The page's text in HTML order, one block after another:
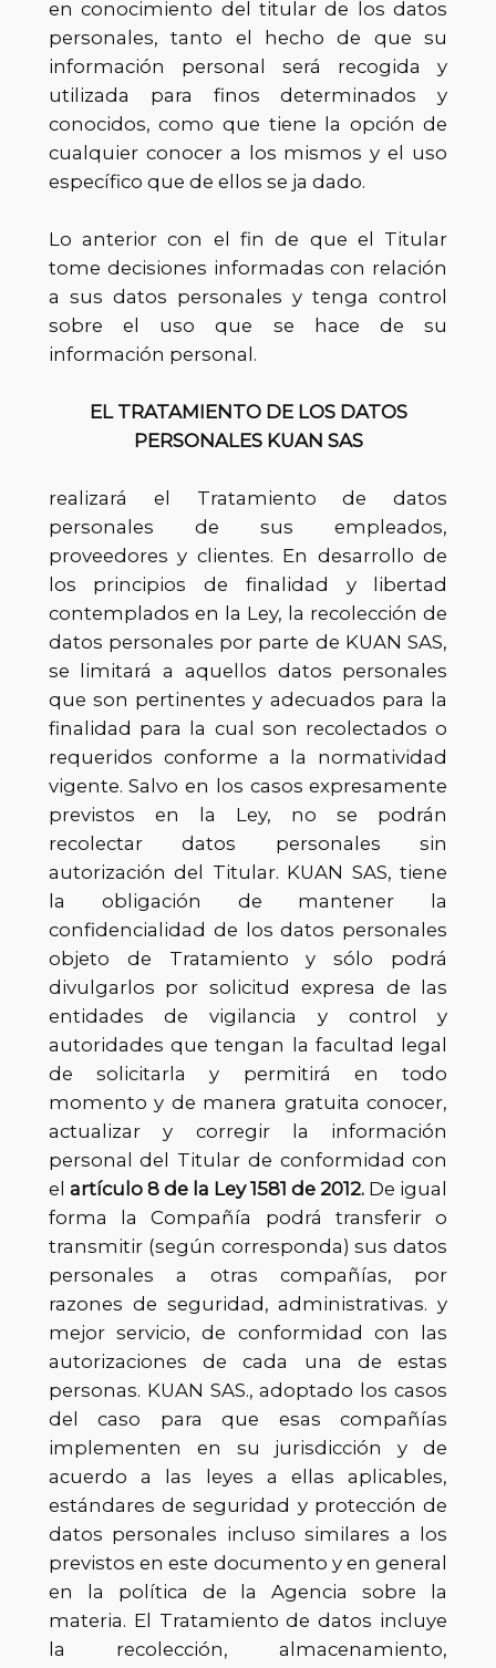
en conocimiento del titular de los datos
personales, tanto el hecho de que su
información personal será recogida y
utilizada para finos determinados y
conocidos, como que tiene la opción de
cualquier conocer a los mismos y el uso
específico que de ellos se ja dado.
Lo anterior con el fin de que el Titular
tome decisiones informadas con relación
a sus datos personales y tenga control
sobre el uso que se hace de su
información personal.
EL TRATAMIENTO DE LOS DATOS
PERSONALES KUAN SAS
realizará el Tratamiento de datos
personales de sus empleados,
proveedores y clientes. En desarrollo de
los principios de finalidad y libertad
contemplados en la Ley, la recolección de
datos personales por parte de KUAN SAS,
se limitará a aquellos datos personales
que son pertinentes y adecuados para la
finalidad para la cual son recolectados o
requeridos conforme a la normatividad
vigente. Salvo en los casos expresamente
previstos en la Ley, no se podrán
recolectar datos personales sin
autorización del Titular. KUAN SAS, tiene
la obligación de mantener la
confidencialidad de los datos personales
objeto de Tratamiento y sólo podrá
divulgarlos por solicitud expresa de las
entidades de vigilancia y control y
autoridades que tengan la facultad legal
de solicitarla y permitirá en todo
momento y de manera gratuita conocer,
actualizar y corregir la información
personal del Titular de conformidad con
el artículo 8 de la Ley 1581 de 2012. De igual
forma la Compañía podrá transferir o
transmitir (según corresponda) sus datos
personales a otras compañías, por
razones de seguridad, administrativas. y
mejor servicio, de conformidad con las
autorizaciones de cada una de estas
personas. KUAN SAS., adoptado los casos
del caso para que esas compañías
implementen en su jurisdicción y de
acuerdo a las leyes a ellas aplicables,
estándares de seguridad y protección de
datos personales incluso similares a los
previstos en este documento y en general
en la política de la Agencia sobre la
materia. El Tratamiento de datos incluye
la recolección, almacenamiento,